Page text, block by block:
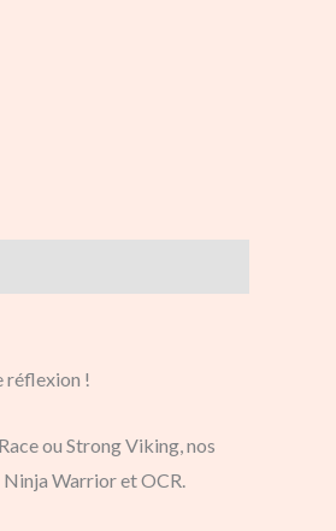
réflexion !
ou Strong Viking, nos
Warrior et OCR.